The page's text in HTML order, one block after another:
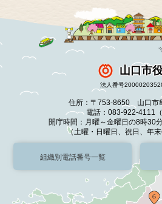
山口市
法人番号
住所：〒753-8650 山口市
電話：083-922-4111（
開庁時間：月曜～金曜日の8時30
（土曜・日曜日、祝日、年
組織別電話番号一覧